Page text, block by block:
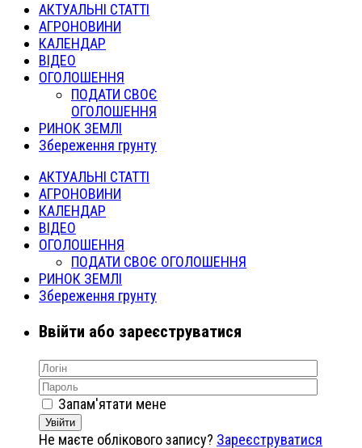
АКТУАЛЬНІ СТАТТІ
АГРОНОВИНИ
КАЛЕНДАР
ВІДЕО
ОГОЛОШЕННЯ
ПОДАТИ СВОЄ
ОГОЛОШЕННЯ
РИНОК ЗЕМЛІ
Збереження грунту
АКТУАЛЬНІ СТАТТІ
АГРОНОВИНИ
КАЛЕНДАР
ВІДЕО
ОГОЛОШЕННЯ
ПОДАТИ СВОЄ ОГОЛОШЕННЯ
РИНОК ЗЕМЛІ
Збереження грунту
Ввійти або зареєструватися
Запам'ятати мене
Увійти
Не маєте облікового запису? Зареєструватися